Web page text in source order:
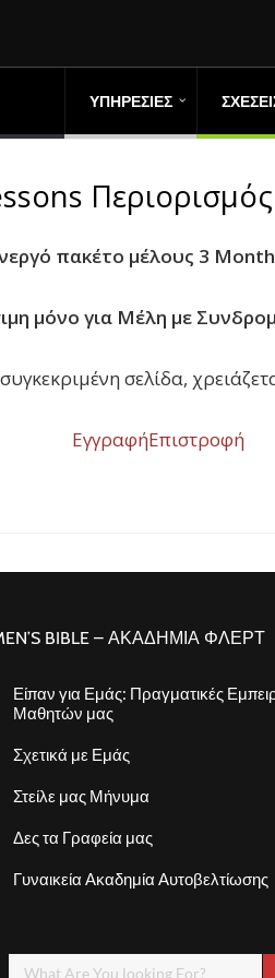
ΥΠΗΡΕΣΙΕΣ
πακέτο μέλους 3
μόνο για Μέλη με
σελίδα,
ΕγγραφήΕπιστροφή
BIBLE – ΑΚΑΔΗΜΙΑ ΦΛΕΡΤ
Είπαν για Εμάς: Πραγματικές
Μαθητών μας
Σχετικά με Εμάς
Στείλε μας Μήνυμα
Δες τα Γραφεία μας
Γυναικεία Ακαδημία Αυτοβελτίωσης